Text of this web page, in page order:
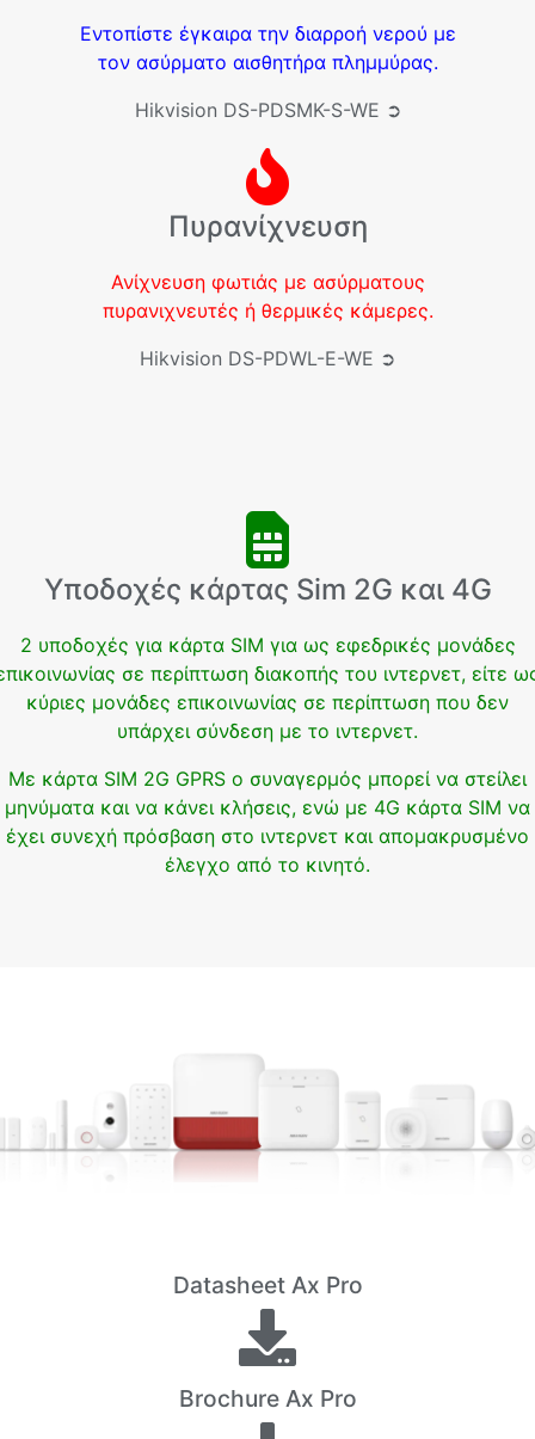
Εντοπίστε έγκαιρα την διαρροή νερού με
τον ασύρματο αισθητήρα πλημμύρας.
Hikvision DS-PDSMK-S-WE ➲
Πυρανίχνευση
Ανίχνευση φωτιάς με ασύρματους
πυρανιχνευτές ή θερμικές κάμερες.
Hikvision DS-PDWL-E-WE ➲
Υποδοχές κάρτας Sim 2G και 4G
2 υποδοχές για κάρτα SIM για ως εφεδρικές μονάδες
σε περίπτωση διακοπής του ιντερνετ, είτε
κύριες μονάδες επικοινωνίας σε περίπτωση που δεν
υπάρχει σύνδεση με το ιντερνετ.
Με κάρτα SIM 2G GPRS ο συναγερμός μπορεί να στείλει
μηνύματα και να κάνει κλήσεις, ενώ με 4G κάρτα SIM να
έχει συνεχή πρόσβαση στο ιντερνετ και απομακρυσμένο
έλεγχο από το κινητό.
Datasheet Ax Pro
Brochure Ax Pro